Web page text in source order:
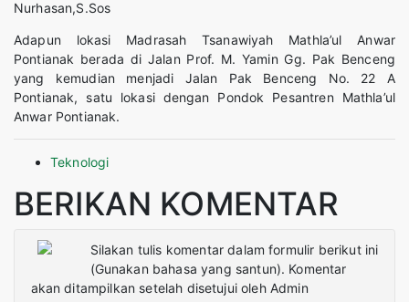
Nurhasan,S.Sos
Adapun lokasi Madrasah Tsanawiyah Mathla’ul Anwar
Pontianak berada di Jalan Prof. M. Yamin Gg. Pak Benceng
yang kemudian menjadi Jalan Pak Benceng No. 22 A
Pontianak, satu lokasi dengan Pondok Pesantren Mathla’ul
Anwar Pontianak.
Teknologi
BERIKAN KOMENTAR
Silakan tulis komentar dalam formulir berikut ini
(Gunakan bahasa yang santun). Komentar
akan ditampilkan setelah disetujui oleh Admin